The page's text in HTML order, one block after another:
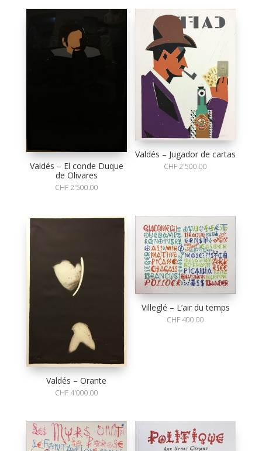
Valdés – El conde Duque
de Olivares
CHF2'500.00
Valdés – Jugador de cartas
CHF2'500.00
Valdés – Orante
CHF4'000.00
Villeglé – L’air du temps
CHF400.00